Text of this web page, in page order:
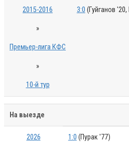
2015-2016
»
Премьер-лига КФС
»
10-й тур
3:0 (Гуйганов
На выезде
2026 1:0 (Пурак '77)